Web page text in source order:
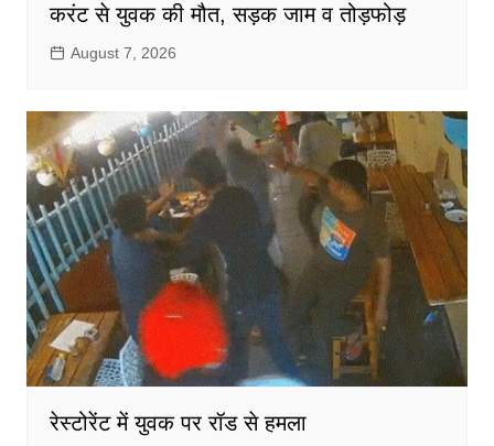
करंट से युवक की मौत, सड़क जाम व तोड़फोड़
August 7, 2026
रेस्टोरेंट में युवक पर रॉड से हमला